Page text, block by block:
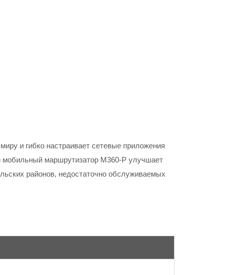
и гибко настраивает сетевые приложения
маршрутизатор M360-P улучшает
районов, недостаточно обслуживаемых